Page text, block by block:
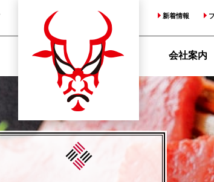
新着情報
会社案内